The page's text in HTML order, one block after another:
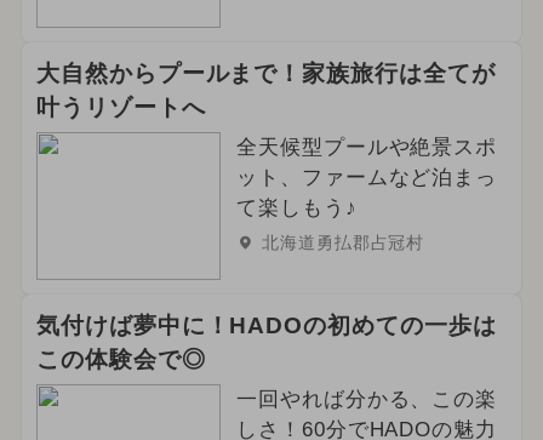
大自然からプールまで！家族旅行は全てが
叶うリゾートへ
全天候型プールや絶景スポ
ット、ファームなど泊まっ
て楽しもう♪
北海道勇払郡占冠村
気付けば夢中に！HADOの初めての一歩は
この体験会で◎
一回やれば分かる、この楽
しさ！60分でHADOの魅力